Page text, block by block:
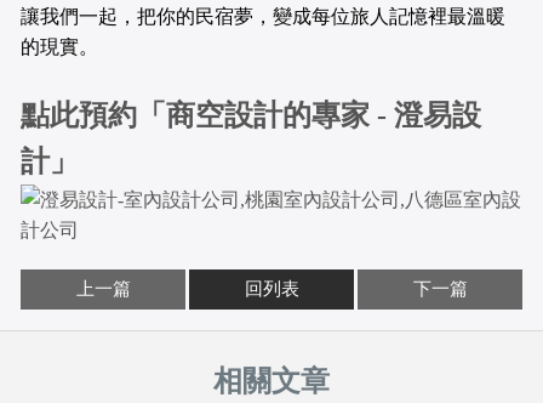
讓我們一起，把你的民宿夢，變成每位旅人記憶裡最溫暖
的現實。
點此預約「商空設計的專家 - 澄易設
計」
上一篇 回列表 下一篇